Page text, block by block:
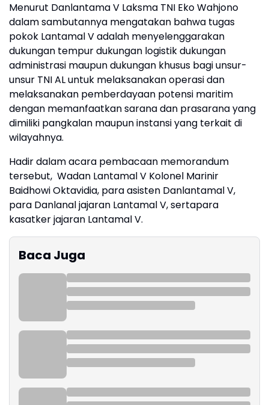
Menurut Danlantama V Laksma TNI Eko Wahjono
dalam sambutannya mengatakan bahwa tugas
pokok Lantamal V adalah menyelenggarakan
dukungan tempur dukungan logistik dukungan
administrasi maupun dukungan khusus bagi unsur-
unsur TNI AL untuk melaksanakan operasi dan
melaksanakan pemberdayaan potensi maritim
dengan memanfaatkan sarana dan prasarana yang
dimiliki pangkalan maupun instansi yang terkait di
wilayahnya.
Hadir dalam acara pembacaan memorandum
tersebut, Wadan Lantamal V Kolonel Marinir
Baidhowi Oktavidia, para asisten Danlantamal V,
para Danlanal jajaran Lantamal V, sertapara
kasatker jajaran Lantamal V.
Baca Juga